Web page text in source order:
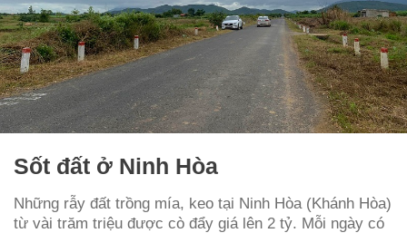
Sốt đất ở Ninh Hòa
Những rẫy đất trồng mía, keo tại Ninh Hòa (Khánh Hòa)
từ vài trăm triệu được cò đẩy giá lên 2 tỷ. Mỗi ngày có